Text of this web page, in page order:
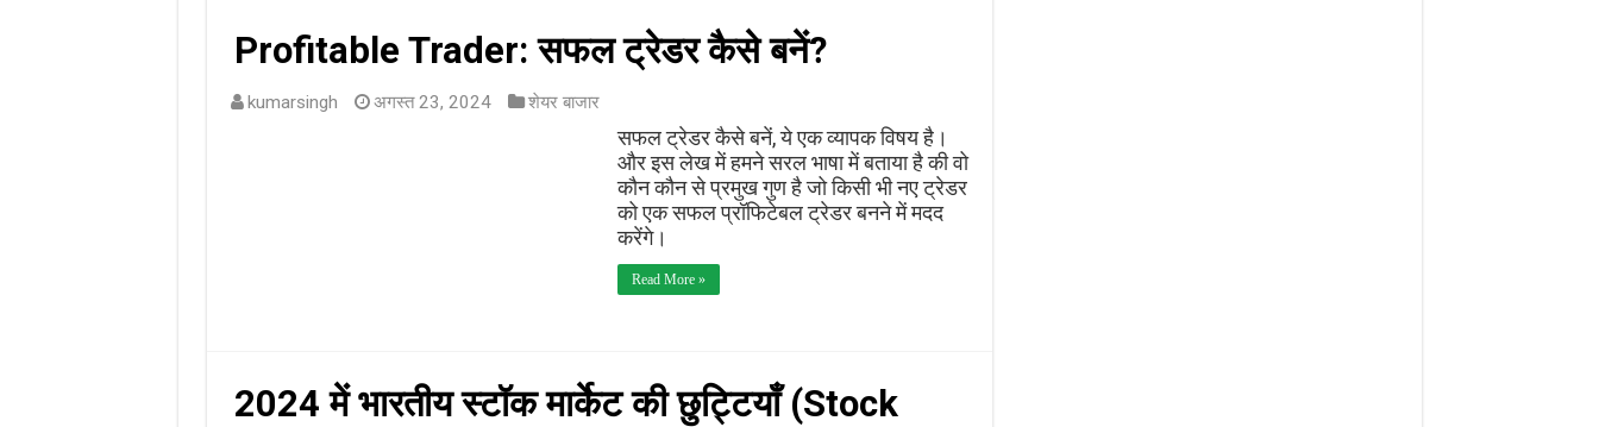
Profitable Trader: सफल ट्रेडर कैसे बनें?
kumarsingh अगस्त 23, 2024 शेयर बाजार
सफल ट्रेडर कैसे बनें, ये एक व्यापक विषय है।
और इस लेख में हमने सरल भाषा में बताया है की वो
कौन कौन से प्रमुख गुण है जो किसी भी नए ट्रेडर
को एक सफल प्रॉफिटेबल ट्रेडर बनने में मदद
करेंगे।
Read More »
2024 में भारतीय स्टॉक मार्केट की छुट्टियाँ (Stock